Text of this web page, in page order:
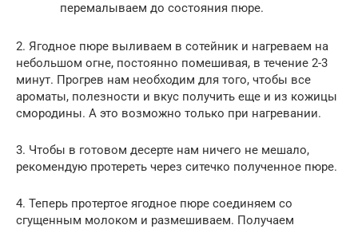
перемалываем до состояния пюре.
2. Ягодное пюре выливаем в сотейник и нагреваем на
небольшом огне, постоянно помешивая, в течение 2-3
минут. Прогрев нам необходим для того, чтобы все
ароматы, полезности и вкус получить еще и из кожицы
смородины. А это возможно только при нагревании.
3. Чтобы в готовом десерте нам ничего не мешало,
рекомендую протереть через ситечко полученное пюре.
4. Теперь протертое ягодное пюре соединяем со
сгущенным молоком и размешиваем. Получаем